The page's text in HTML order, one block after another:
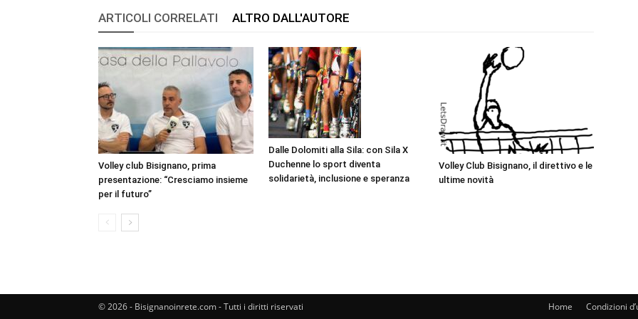
ARTICOLI CORRELATI ALTRO DALL'AUTORE
Volley club Bisignano, prima
presentazione: “Cresciamo insieme
per il futuro”
Dalle Dolomiti alla Sila: con Sila X
Duchenne lo sport diventa
solidarietà, inclusione e speranza
Volley Club Bisignano, il direttivo e le
ultime novità
Home Condizioni
© 2026 - Bisignanoinrete.com - Tutti i diritti riservati